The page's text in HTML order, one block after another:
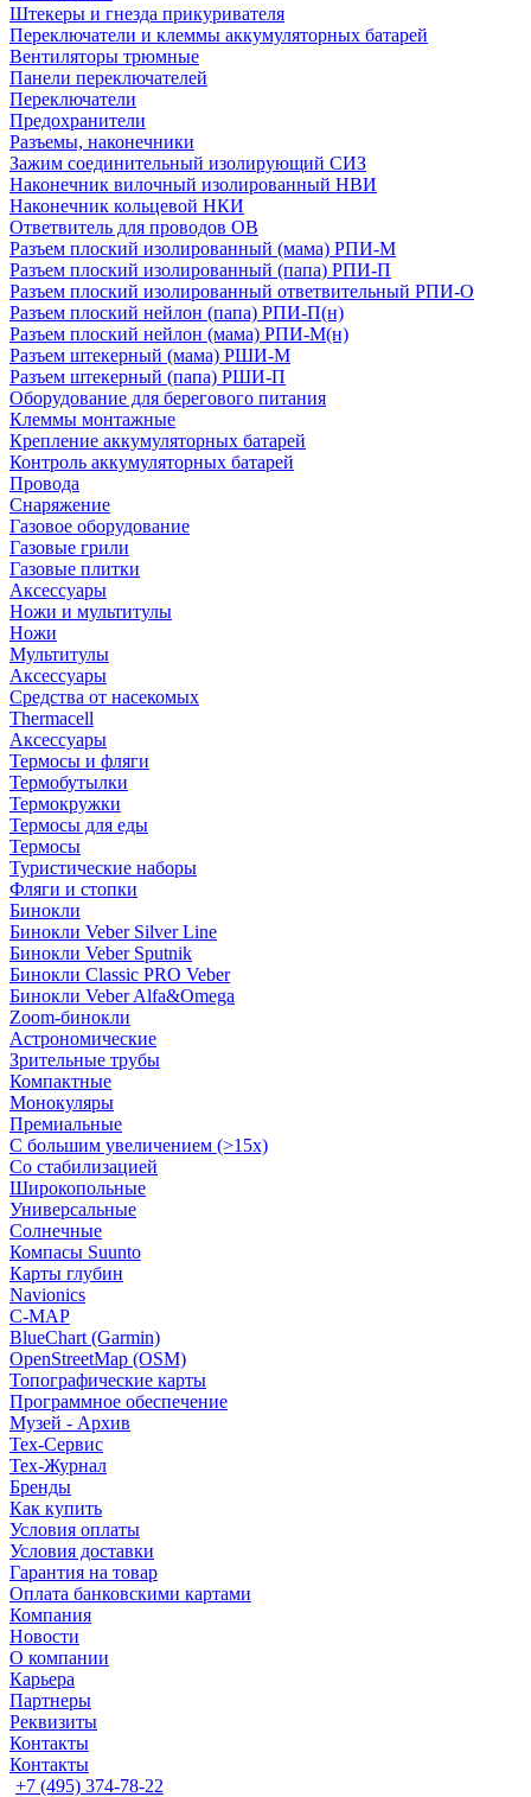
Штекеры и гнезда прикуривателя
Переключатели и клеммы аккумуляторных батарей
Вентиляторы трюмные
Панели переключателей
Переключатели
Предохранители
Разъемы, наконечники
Зажим соединительный изолирующий СИЗ
Наконечник вилочный изолированный НВИ
Наконечник кольцевой НКИ
Ответвитель для проводов ОВ
Разъем плоский изолированный (мама) РПИ-М
Разъем плоский изолированный (папа) РПИ-П
Разъем плоский изолированный ответвительный РПИ-О
Разъем плоский нейлон (папа) РПИ-П(н)
Разъем плоский нейлон (мама) РПИ-М(н)
Разъем штекерный (мама) РШИ-М
Разъем штекерный (папа) РШИ-П
Оборудование для берегового питания
Клеммы монтажные
Крепление аккумуляторных батарей
Контроль аккумуляторных батарей
Провода
Снаряжение
Газовое оборудование
Газовые грили
Газовые плитки
Аксессуары
Ножи и мультитулы
Ножи
Мультитулы
Аксессуары
Средства от насекомых
Thermacell
Аксессуары
Термосы и фляги
Термобутылки
Термокружки
Термосы для еды
Термосы
Туристические наборы
Фляги и стопки
Бинокли
Бинокли Veber Silver Line
Бинокли Veber Sputnik
Бинокли Classic PRO Veber
Бинокли Veber Alfa&Omega
Zoom-бинокли
Астрономические
Зрительные трубы
Компактные
Монокуляры
Премиальные
С большим увеличением (>15x)
Со стабилизацией
Широкопольные
Универсальные
Солнечные
Компасы Suunto
Карты глубин
Navionics
C-MAP
BlueChart (Garmin)
OpenStreetMap (OSM)
Топографические карты
Программное обеспечение
Музей - Архив
Tex-Сервис
Тех-Журнал
Бренды
Как купить
Условия оплаты
Условия доставки
Гарантия на товар
Оплата банковскими картами
Компания
Новости
О компании
Карьера
Партнеры
Реквизиты
Контакты
Контакты
+7 (495) 374-78-22